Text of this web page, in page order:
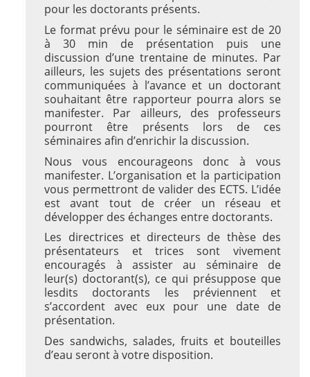
pour les doctorants présents.
Le format prévu pour le séminaire est de 20
à 30 min de présentation puis une
discussion d’une trentaine de minutes. Par
ailleurs, les sujets des présentations seront
communiquées à l’avance et un doctorant
souhaitant être rapporteur pourra alors se
manifester. Par ailleurs, des professeurs
pourront être présents lors de ces
séminaires afin d’enrichir la discussion.
Nous vous encourageons donc à vous
manifester. L’organisation et la participation
vous permettront de valider des ECTS. L’idée
est avant tout de créer un réseau et
développer des échanges entre doctorants.
Les directrices et directeurs de thèse des
présentateurs et trices sont vivement
encouragés à assister au séminaire de
leur(s) doctorant(s), ce qui présuppose que
lesdits doctorants les préviennent et
s’accordent avec eux pour une date de
présentation.
Des sandwichs, salades, fruits et bouteilles
d’eau seront à votre disposition.